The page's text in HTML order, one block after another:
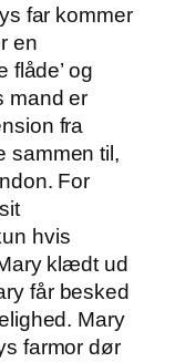
far kommer
en
flåde’ og
mand er
fra
sammen til,
For
hvis
klædt ud
får besked
Mary
farmor dør